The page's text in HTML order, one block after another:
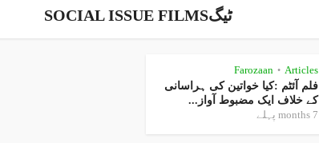
ٹیگSOCIAL ISSUE FILMS
Articles
•
Farozaan
فلم آئٹم :کیا خواتین کی ہراسانی
کے خلاف ایک مضبوط آواز...
7 months پہلے